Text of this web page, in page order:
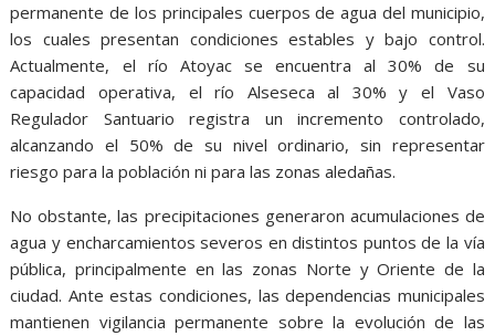
permanente de los principales cuerpos de agua del municipio,
los cuales presentan condiciones estables y bajo control.
Actualmente, el río Atoyac se encuentra al 30% de su
capacidad operativa, el río Alseseca al 30% y el Vaso
Regulador Santuario registra un incremento controlado,
alcanzando el 50% de su nivel ordinario, sin representar
riesgo para la población ni para las zonas aledañas.
No obstante, las precipitaciones generaron acumulaciones de
agua y encharcamientos severos en distintos puntos de la vía
pública, principalmente en las zonas Norte y Oriente de la
ciudad. Ante estas condiciones, las dependencias municipales
mantienen vigilancia permanente sobre la evolución de las